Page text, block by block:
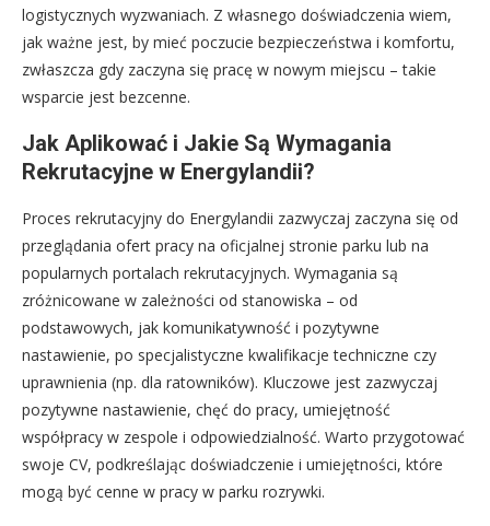
logistycznych wyzwaniach. Z własnego doświadczenia wiem,
jak ważne jest, by mieć poczucie bezpieczeństwa i komfortu,
zwłaszcza gdy zaczyna się pracę w nowym miejscu – takie
wsparcie jest bezcenne.
Jak Aplikować i Jakie Są Wymagania
Rekrutacyjne w Energylandii?
Proces rekrutacyjny do Energylandii zazwyczaj zaczyna się od
przeglądania ofert pracy na oficjalnej stronie parku lub na
popularnych portalach rekrutacyjnych. Wymagania są
zróżnicowane w zależności od stanowiska – od
podstawowych, jak komunikatywność i pozytywne
nastawienie, po specjalistyczne kwalifikacje techniczne czy
uprawnienia (np. dla ratowników). Kluczowe jest zazwyczaj
pozytywne nastawienie, chęć do pracy, umiejętność
współpracy w zespole i odpowiedzialność. Warto przygotować
swoje CV, podkreślając doświadczenie i umiejętności, które
mogą być cenne w pracy w parku rozrywki.